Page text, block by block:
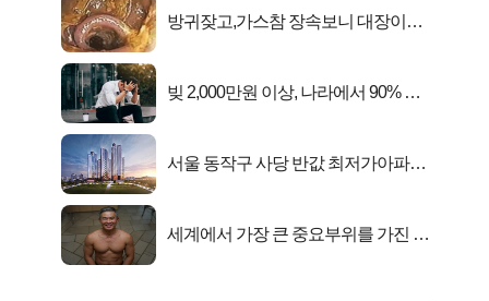
방귀잦고,가스참 장속보니 대장이아
빚 2,000만원 이상, 나라에서 90% 갚
서울 동작구 사당 반값 최저가아파트
세계에서 가장 큰 중요부위를 가진 남